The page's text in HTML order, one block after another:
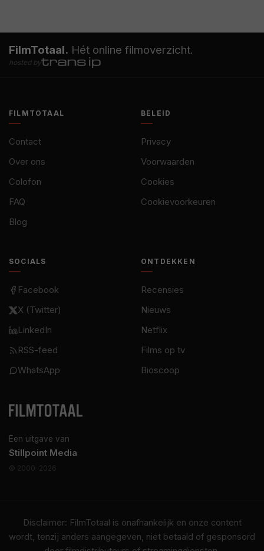
FilmTotaal. Hét online filmoverzicht.
hosted by
Een uitgave van
Stillpoint Media
© 2000–2026
FILMTOTAAL
Contact
Over ons
Colofon
FAQ
Blog
BELEID
Privacy
Voorwaarden
Cookies
Cookievoorkeuren
SOCIALS
Facebook
X (Twitter)
LinkedIn
RSS-feed
WhatsApp
ONTDEKKEN
Recensies
Nieuws
Netflix
Films op tv
Bioscoop
Disclaimer: FilmTotaal is onafhankelijk en onze content
wordt, tenzij anders aangegeven, niet betaald of gesponsord